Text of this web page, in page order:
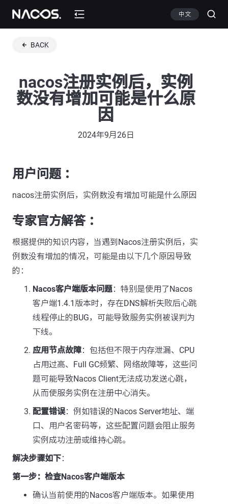
中文
BACK
nacos注册实例后，实例
数没有增加可能是什么原
因
2024年9月26日
用户问题 ：
nacos注册实例后，实例数没有增加可能是什么原因
专家官方解答 ：
根据提供的知识内容，当遇到Nacos注册实例后，实
例数没有增加的情况，可能是由以下几个原因导致
的：
Nacos客户端版本问题：特别是使用了Nacos
客户端1.4.1版本时，存在DNS解析失败后心跳
线程停止的BUG，可能导致服务实例被误判为
下线。
应用节点故障：包括但不限于内存泄漏、CPU
占用过高、Full GC频繁、网络故障等，这些问
题可能导致Nacos Client无法成功发送心跳，
从而使服务实例在注册中心消失。
配置错误：例如错误的Nacos Server地址、端
口、用户名密码等，这些配置问题会阻止服务
实例成功注册或维持心跳。
解决步骤如下：
第一步：检查Nacos客户端版本
确认当前使用的Nacos客户端版本。如果使用